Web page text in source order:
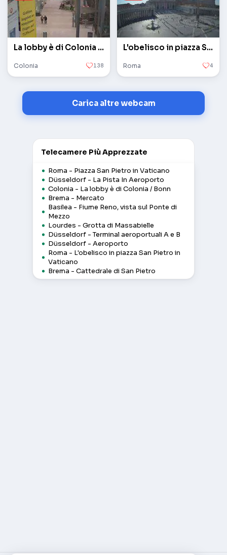
La lobby è di Colonia / Bonn
Colonia 138
L'obelisco in piazza San Pietro in Vaticano
Roma 4
Carica altre webcam
Telecamere Più Apprezzate
Roma - Piazza San Pietro in Vaticano
Düsseldorf - La Pista In Aeroporto
Colonia - La lobby è di Colonia / Bonn
Brema - Mercato
Basilea - Fiume Reno, vista sul Ponte di
Mezzo
Lourdes - Grotta di Massabielle
Düsseldorf - Terminal aeroportuali A e B
Düsseldorf - Aeroporto
Roma - L'obelisco in piazza San Pietro in
Vaticano
Brema - Cattedrale di San Pietro